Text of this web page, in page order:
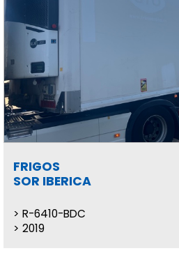
FRIGOS
SOR IBERICA
R-6410-BDC
2019